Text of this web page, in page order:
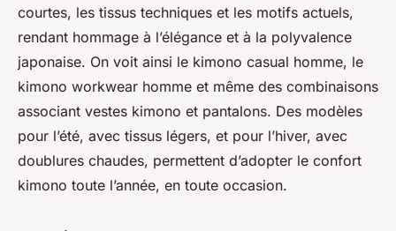
courtes, les tissus techniques et les motifs actuels,
rendant hommage à l’élégance et à la polyvalence
japonaise. On voit ainsi le kimono casual homme, le
kimono workwear homme et même des combinaisons
associant vestes kimono et pantalons. Des modèles
pour l’été, avec tissus légers, et pour l’hiver, avec
doublures chaudes, permettent d’adopter le confort
kimono toute l’année, en toute occasion.